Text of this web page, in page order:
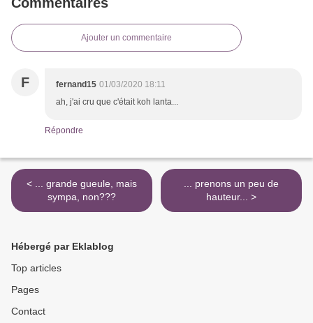
Ajouter un commentaire
F fernand15 01/03/2020 18:11
ah, j'ai cru que c'était koh lanta...
Répondre
< ... grande gueule, mais
sympa, non???
... prenons un peu de
hauteur... >
Hébergé par Eklablog
Top articles
Pages
Contact